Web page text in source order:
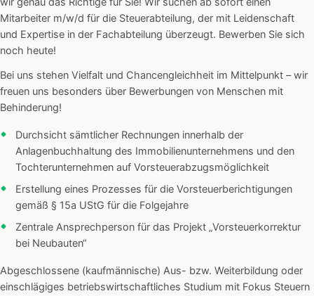
Mitarbeiter m/w/d für die Steuerabteilung, der mit Leidenschaft
und Expertise in der Fachabteilung überzeugt. Bewerben Sie sich
noch heute!
Bei uns stehen Vielfalt und Chancengleichheit im Mittelpunkt – wir
freuen uns besonders über Bewerbungen von Menschen mit
Behinderung!
Durchsicht sämtlicher Rechnungen innerhalb der
Anlagenbuchhaltung des Immobilienunternehmens und den
Tochterunternehmen auf Vorsteuerabzugsmöglichkeit
Erstellung eines Prozesses für die Vorsteuerberichtigungen
gemäß § 15a UStG für die Folgejahre
Zentrale Ansprechperson für das Projekt „Vorsteuerkorrektur
bei Neubauten“
Abgeschlossene (kaufmännische) Aus- bzw. Weiterbildung oder
einschlägiges betriebswirtschaftliches Studium mit Fokus Steuern